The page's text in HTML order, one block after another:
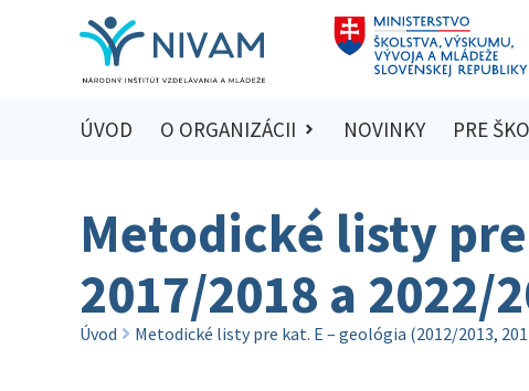
ÚVOD O ORGANIZÁCII NOVINKY PRE
Metodické listy
2017/2018 a 2022/
Úvod Metodické listy pre kat. E – geológia (2012/2013,